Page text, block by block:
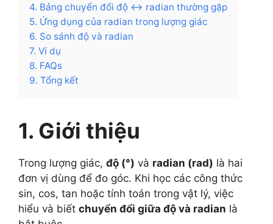
4. Bảng chuyển đổi độ ↔ radian thường gặp
5. Ứng dụng của radian trong lượng giác
6. So sánh độ và radian
7. Ví dụ
8. FAQs
9. Tổng kết
1. Giới thiệu
Trong lượng giác, độ (°) và radian (rad) là hai
đơn vị dùng để đo góc. Khi học các công thức
sin, cos, tan hoặc tính toán trong vật lý, việc
hiểu và biết chuyển đổi giữa độ và radian là